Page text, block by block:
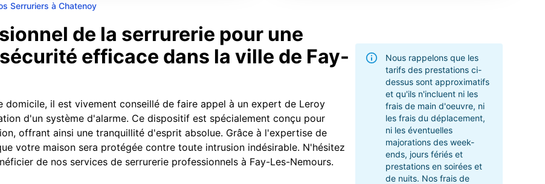
Serruriers à Chatenoy
de la serrurerie pour une
efficace dans la ville de Fay-
il est vivement conseillé de faire appel à un expert de Leroy
d'un système d'alarme. Ce dispositif est spécialement conçu pour
offrant ainsi une tranquillité d'esprit absolue. Grâce à l'expertise de
votre maison sera protégée contre toute intrusion indésirable. N'hésitez
de nos services de serrurerie professionnels à Fay-Les-Nemours.
Nous rappelons que les
tarifs des prestations ci-
dessus sont approximatifs
et qu'ils n'incluent ni les
frais de main d'oeuvre, ni
les frais du déplacement,
ni les éventuelles
majorations des week-
ends, jours fériés et
prestations en soirées et
de nuits. Nos frais de